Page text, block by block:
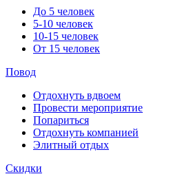
До 5 человек
5-10 человек
10-15 человек
От 15 человек
Повод
Отдохнуть вдвоем
Провести мероприятие
Попариться
Отдохнуть компанией
Элитный отдых
Скидки